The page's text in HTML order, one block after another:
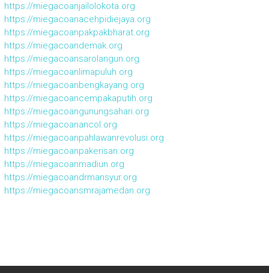
https://miegacoanjailolokota.org
https://miegacoanacehpidiejaya.org
https://miegacoanpakpakbharat.org
https://miegacoandemak.org
https://miegacoansarolangun.org
https://miegacoanlimapuluh.org
https://miegacoanbengkayang.org
https://miegacoancempakaputih.org
https://miegacoangunungsahari.org
https://miegacoanancol.org
https://miegacoanpahlawanrevolusi.org
https://miegacoanpakerisan.org
https://miegacoanmadiun.org
https://miegacoandrmansyur.org
https://miegacoansmrajamedan.org